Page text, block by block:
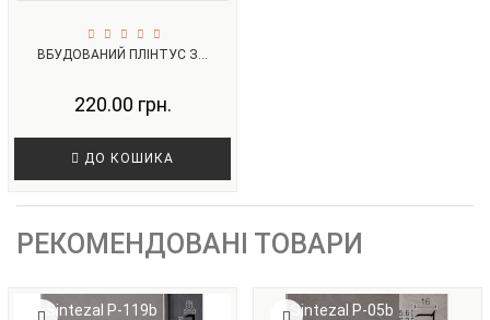
ВБУДОВАНИЙ ПЛІНТУС З...
220.00 грн.
ДО КОШИКА
РЕКОМЕНДОВАНІ ТОВАРИ
Sintezal P-119b Sintezal P-05b